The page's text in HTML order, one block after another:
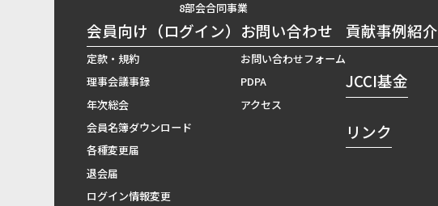
8部会合同事業
会員向け（ログイン）
定款・規約
理事会議事録
年次総会
会員名簿ダウンロード
各種変更届
退会届
ログイン情報変更
お問い合わせ
お問い合わせフォーム
PDPA
アクセス
貢献事例紹介
JCCI基金
リンク